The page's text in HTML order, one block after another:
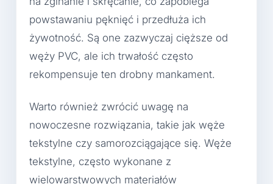
powstawaniu pęknięć i przedłuża ich
żywotność. Są one zazwyczaj cięższe od
węży PVC, ale ich trwałość często
rekompensuje ten drobny mankament.
Warto również zwrócić uwagę na
nowoczesne rozwiązania, takie jak węże
tekstylne czy samorozciągające się. Węże
tekstylne, często wykonane z
wielowarstwowych materiałów